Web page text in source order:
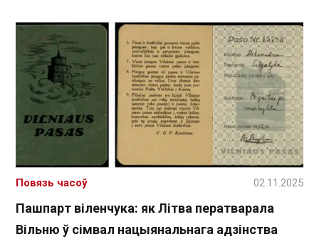
Пашпарт віленчука: як Літва ператварала
Вільню ў сімвал нацыянальнага адзінства
Повязь часоў 02.11.2025